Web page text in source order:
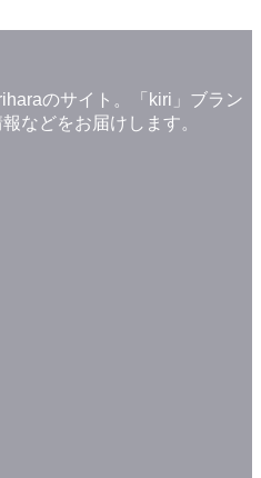
のサイト。「kiri」ブラン
などをお届けします。